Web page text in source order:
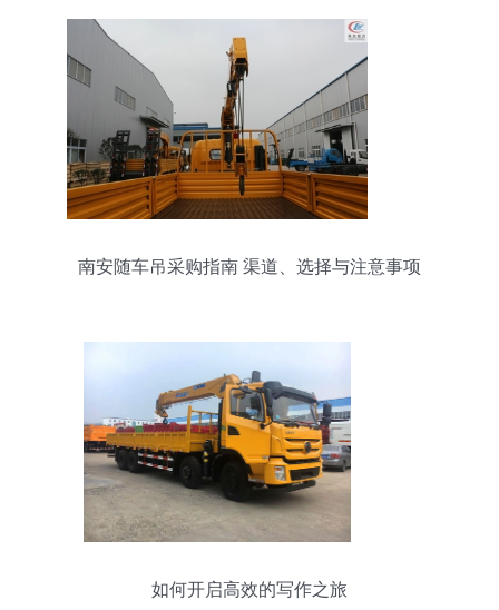
南安随车吊采购指南 渠道、选择与注意事项
如何开启高效的写作之旅